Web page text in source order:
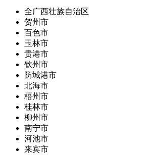
全广西壮族自治区
贺州市
百色市
玉林市
贵港市
钦州市
防城港市
北海市
梧州市
桂林市
柳州市
南宁市
河池市
来宾市